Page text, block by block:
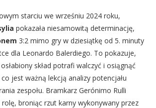
starciu we wrześniu 2024 roku,
pokazała niesamowitą determinację,
3:2 mimo gry w dziesiątkę od 5. minuty
dla Leonardo Balerdiego. To pokazuje,
skład potrafi walczyć i osiągnąć
jest ważną lekcją analizy potencjału
zespołu. Bramkarz Gerónimo Rulli
rolę, broniąc rzut karny wykonywany przez